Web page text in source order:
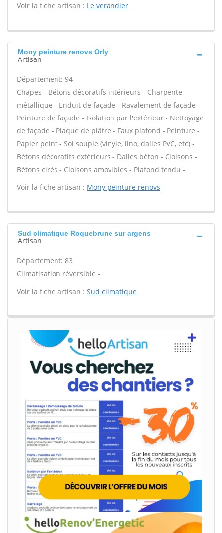
Voir la fiche artisan : Le verandier
Mony peinture renovs Orly
Artisan
Département: 94
Chapes - Bétons décoratifs intérieurs - Charpente
métallique - Enduit de façade - Ravalement de façade -
Peinture de façade - Isolation par l'extérieur - Nettoyage
de façade - Plaque de plâtre - Faux plafond - Peinture -
Papier peint - Sol souple (vinyle, lino, dalles PVC, etc) -
Bétons décoratifs extérieurs - Dalles béton - Cloisons -
Bétons cirés - Cloisons amovibles - Plafond tendu -
Voir la fiche artisan : Mony peinture renovs
Sud climatique Roquebrune sur argens
Artisan
Département: 83
Climatisation réversible -
Voir la fiche artisan : Sud climatique